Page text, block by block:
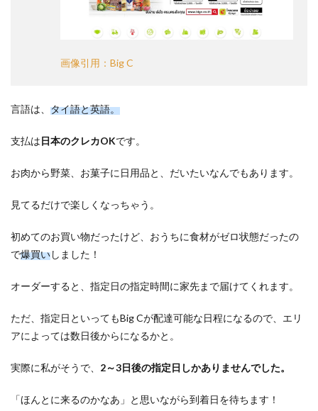
Big
ライ
ョッ
とっ
便
画像引用：Big C
言語は、 タイ語と英語。
支払は日本のクレカOKです。
お肉から野菜、お菓子に日用品と、だいたいなんでもあります。
見てるだけで楽しくなっちゃう。
初めてのお買い物だったけど、おうちに食材がゼロ状態だったの
で爆買いしました！
オーダーすると、指定日の指定時間に家先まで届けてくれます。
ただ、指定日といってもBig Cが配達可能な日程になるので、エリ
アによっては数日後からになるかと。
実際に私がそうで、 2～3日後の指定日しかありませんでした。
「ほんとに来るのかなあ」と思いながら到着日を待ちます！